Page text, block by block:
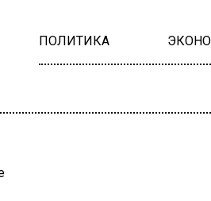
ПОЛИТИКА